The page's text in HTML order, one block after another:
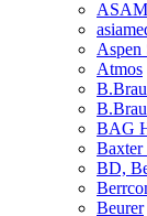
Aspen
Atmos
BAG
Baxter
BD,
Beurer